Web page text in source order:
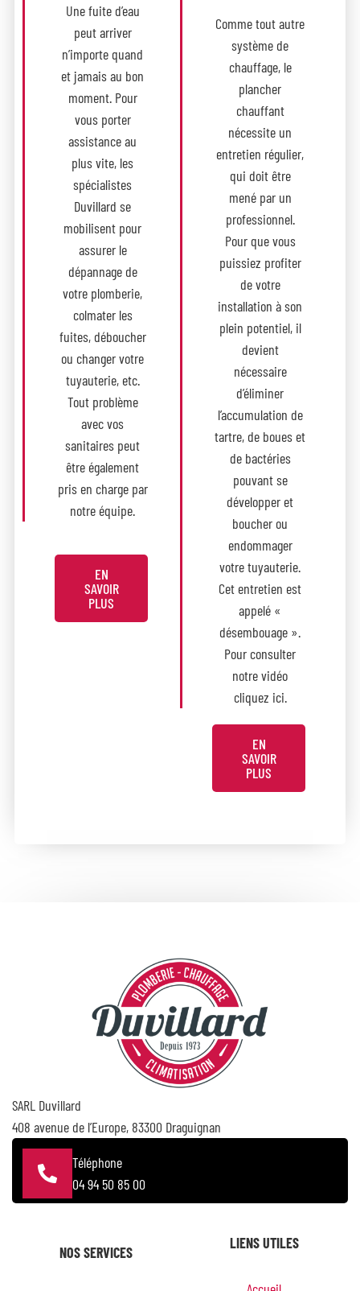
Une fuite d’eau
peut arriver
n’importe quand
et jamais au bon
moment. Pour
vous porter
assistance au
plus vite, les
spécialistes
Duvillard se
mobilisent pour
assurer le
dépannage de
votre plomberie,
colmater les
fuites, déboucher
ou changer votre
tuyauterie, etc.
Tout problème
avec vos
sanitaires peut
être également
pris en charge par
notre équipe.
EN
SAVOIR
PLUS
Comme tout autre
système de
chauffage, le
plancher
chauffant
nécessite un
entretien régulier,
qui doit être
mené par un
professionnel.
Pour que vous
puissiez profiter
de votre
installation à son
plein potentiel, il
devient
nécessaire
d’éliminer
l’accumulation de
tartre, de boues et
de bactéries
pouvant se
développer et
boucher ou
endommager
votre tuyauterie.
Cet entretien est
appelé «
désembouage ».
Pour consulter
notre vidéo
cliquez ici.
EN
SAVOIR
PLUS
SARL Duvillard
408 avenue de l’Europe, 83300 Draguignan
Téléphone
04 94 50 85 00
LIENS UTILES
NOS SERVICES